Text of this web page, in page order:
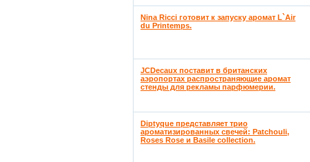
Nina Ricci готовит к запуску аромат L`Air
du Printemps.
JCDecaux поставит в британских
аэропортах распространяющие аромат
стенды для рекламы парфюмерии.
Diptyque представляет трио
ароматизированных свечей: Patchouli,
Roses Rose и Basile collection.